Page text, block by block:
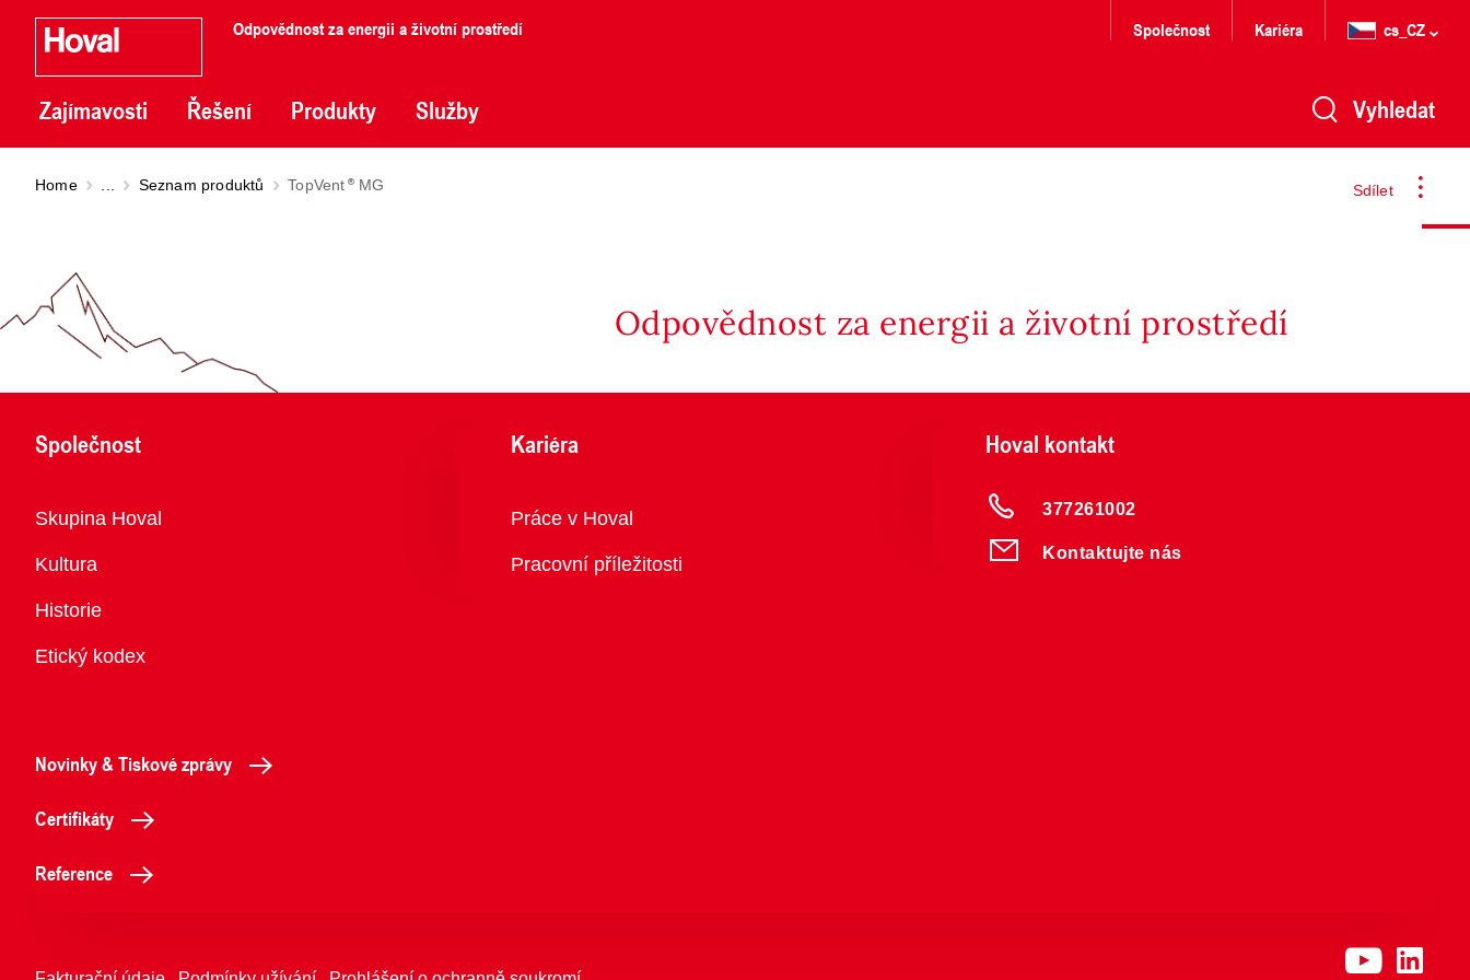
Odpovědnost za energii a životní prostředí
Zajímavosti Řešení Produkty Služby
Společnost Kariéra cs_CZ
Vyhledat
Sdílet
Home Seznam produktů TopVent MG
Odpovědnost za energii a životní prostředí
Společnost
Přehled
Skupina Hoval
Kultura
Historie
Etický kodex
Kariéra
Přehled
Práce v Hoval
Pracovní příležitosti
Hoval kontakt
377261002
Kontaktujte nás
Novinky & Tiskové zprávy
Certifikáty
Reference